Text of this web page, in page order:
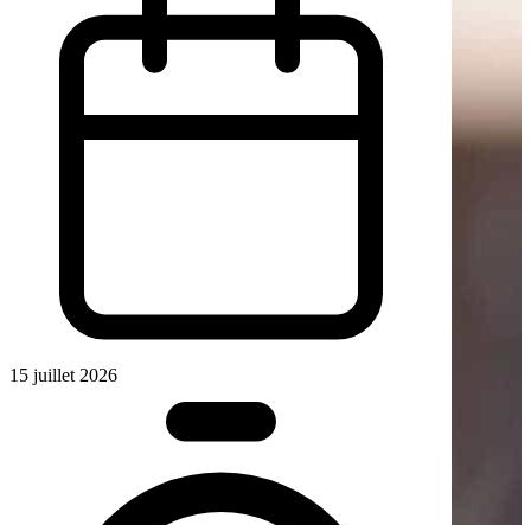
15 juillet 2026